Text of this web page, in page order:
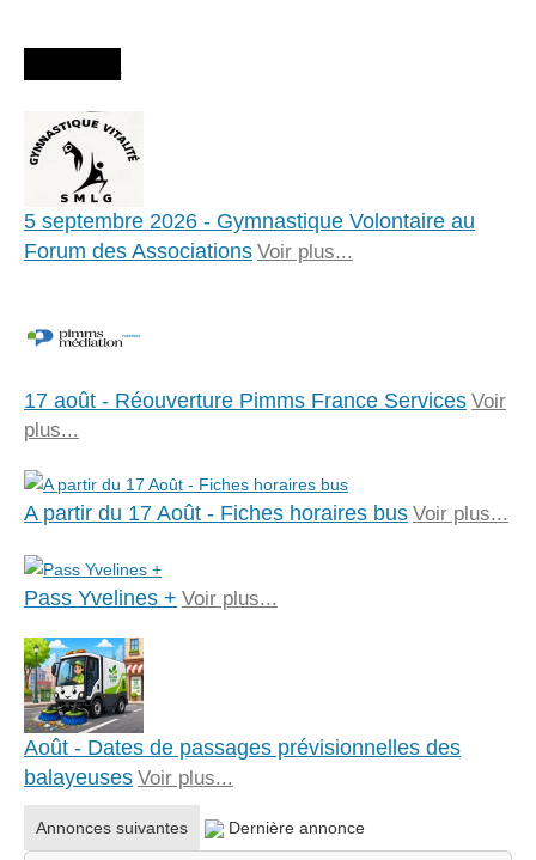
5 septembre 2026 - Gymnastique Volontaire au
Forum des Associations Voir plus...
17 août - Réouverture Pimms France Services Voir
plus...
A partir du 17 Août - Fiches horaires bus Voir plus...
Pass Yvelines + Voir plus...
Août - Dates de passages prévisionnelles des
balayeuses Voir plus...
Annonces suivantes Dernière annonce